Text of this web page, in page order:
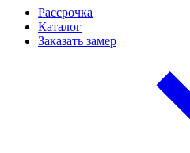
Рассрочка
Каталог
Заказать замер